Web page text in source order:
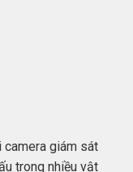
camera giám sát
trong nhiều vật